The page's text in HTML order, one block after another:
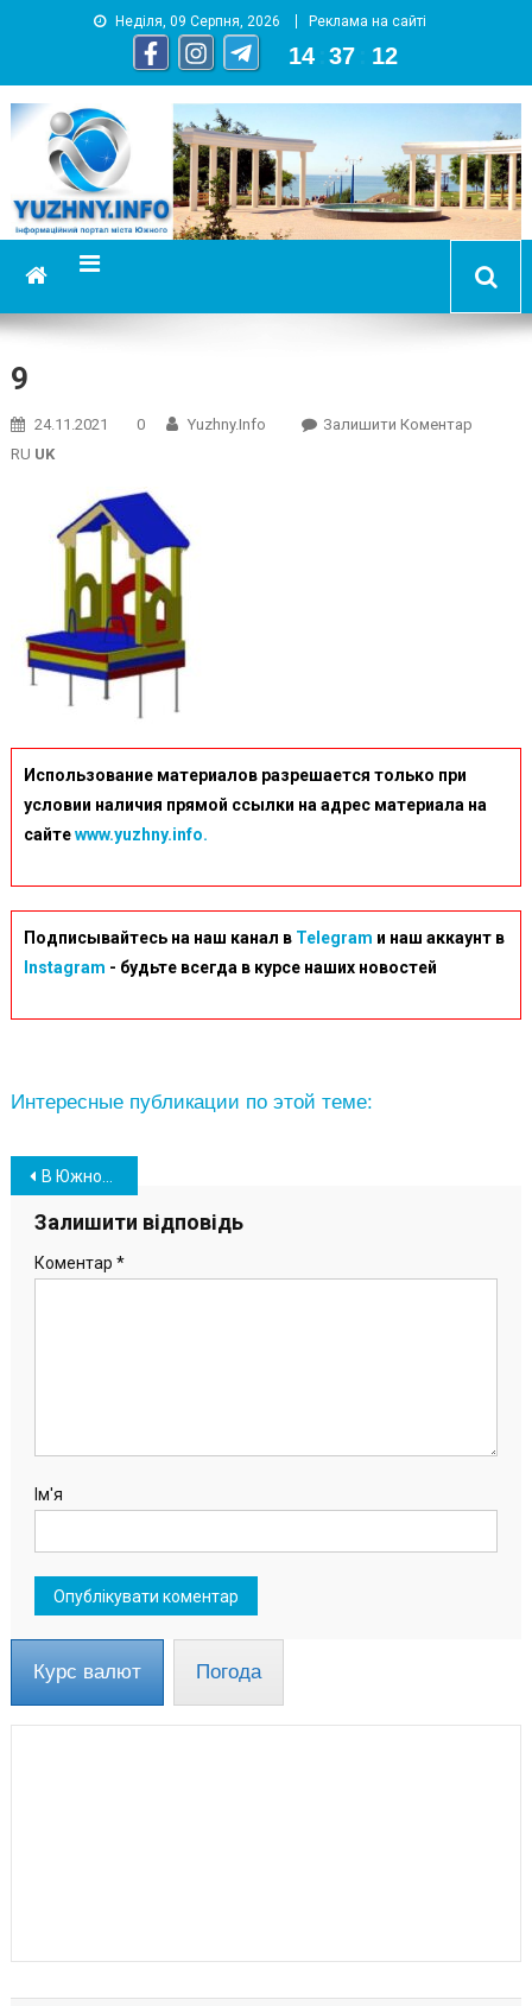
Неділя, 09 Серпня, 2026 Реклама на сайті
14 37 13
YUZHNY.INFO
информационный портал города Южный
9
24.11.2021 0 Yuzhny.info Залишити КоментарOn
RU UK
Использование материалов разрешается только при
условии наличия прямой ссылки на адрес материала на
сайтеwww.yuzhny.info.
Подписывайтесь на наш канал в Telegram и наш аккаунт в
Instagram - будьте всегда в курсе наших новостей
Интересные публикации по этой теме:
Навігація
записів
В Южном приступили к строительству еще одной детской площадки
Залишити відповідь
Коментар *
Ім'я
Курс валют Погода